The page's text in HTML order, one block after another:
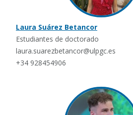
Laura Suárez Betancor
Estudiantes de doctorado
laura.suarezbetancor@ulpgc.es
+34 928454906